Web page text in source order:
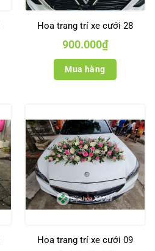
Hoa trang trí xe cưới 28
900.000₫
Mua hàng
Hoa trang trí xe cưới 09